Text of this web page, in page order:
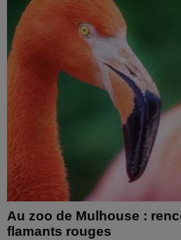
Au zoo de Mulhouse :
flamants rouges